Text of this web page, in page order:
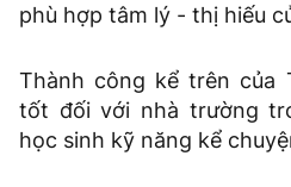
phù hợp tâm lý - thị hiếu
Thành công kể trên của
tốt đối với nhà trường
học sinh kỹ năng kể